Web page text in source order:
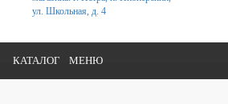
ул. Школьная, д. 4
КАТАЛОГ МЕНЮ